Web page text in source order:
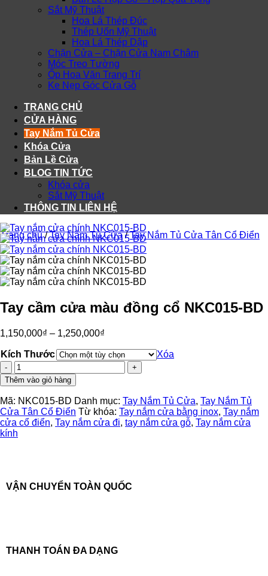
Sắt Mỹ Thuật
Hoa Lá Thép Đúc
Thép Uốn Mỹ Thuật
Hoa Lá Thép Dập
Chặn Cửa – Chặn Cửa Nam Châm
Móc Treo Tường
Ốp Hoa Văn Trang Trí
Ke Nẹp Góc Cửa Gỗ
TRANG CHỦ
CỬA HÀNG
Tay Nắm Tủ Cửa
Khóa Cửa
Bản Lề Cửa
BLOG TIN TỨC
Khóa cửa
Sắt Mỹ Thuật
THÔNG TIN LIÊN HỆ
Trang chủ / Tay Nắm Tủ Cửa / Tay Nắm Tủ Cửa Tân Cổ Điển
Tay cầm cửa màu đồng cổ NKC015-BD
1,150,000₫ – 1,250,000₫
Kích Thước
Xóa
Tay
cầm
cửa
màu
đồng
cổ
NKC015-
BD
Thêm vào giỏ hàng
Mã: NKC015-BD Danh mục: Tay Nắm Tủ Cửa, Tay Nắm Tủ
Cửa Tân Cổ Điển Từ khóa: Tay nắm cửa bằng inox, Tay nắm
cửa cổ điển, Tay nắm cửa đi, tay nắm cửa gỗ, Tay nắm cửa
kính
VẬN CHUYỂN TOÀN QUỐC
THANH TOÁN ĐA DẠNG